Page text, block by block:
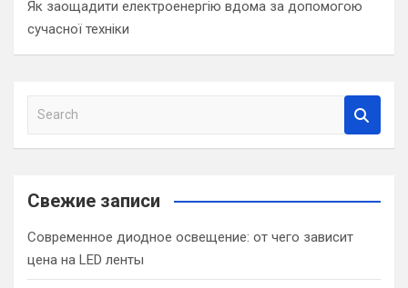
Як заощадити електроенергію вдома за допомогою
сучасної техніки
a
c
Свежие записи
Современное диодное освещение: от чего зависит
цена на LED ленты